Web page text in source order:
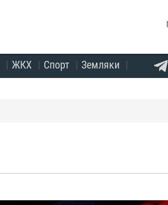
ЖКХ Спорт Земляки